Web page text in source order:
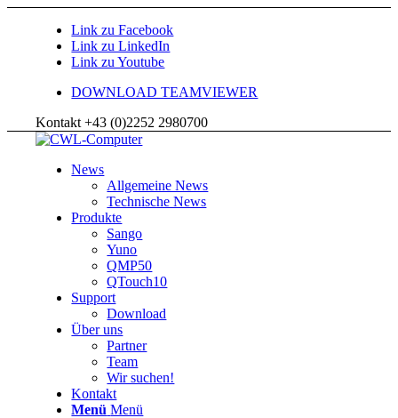
Link zu Facebook
Link zu LinkedIn
Link zu Youtube
DOWNLOAD TEAMVIEWER
Kontakt +43 (0)2252 2980700
News
Allgemeine News
Technische News
Produkte
Sango
Yuno
QMP50
QTouch10
Support
Download
Über uns
Partner
Team
Wir suchen!
Kontakt
Menü Menü